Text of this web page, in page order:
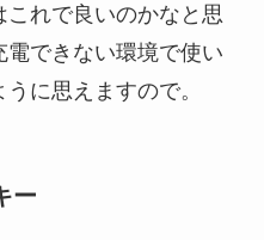
これで良いのかなと思
できない環境で使い
に思えますので。
ー